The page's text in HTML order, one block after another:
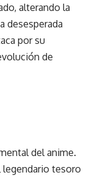
alterando la
desesperada
por su
de
del anime.
legendario tesoro